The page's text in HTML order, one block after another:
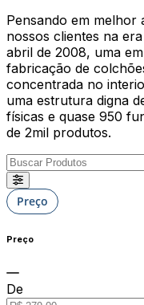
Pensando em melhor
nossos clientes na
abril de 2008, uma
fabricação de
concentrada no
uma estrutura digna
físicas e quase 950
de 2mil produtos.
Preço
Preço
De